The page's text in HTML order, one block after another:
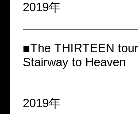
2019年
■The THIRTEEN
Stairway to Heaven
2019年